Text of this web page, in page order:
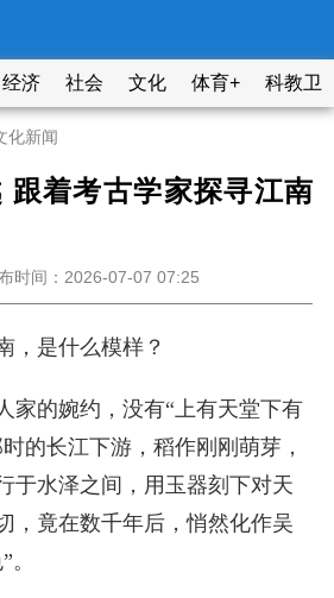
经济 社会 文化 体育+ 科教卫
化新闻
跟着考古学家探寻江南
时间：2026-07-07 07:25
，是什么模样？
家的婉约，没有“上有天堂下有
的长江下游，稻作刚刚萌芽，
于水泽之间，用玉器刻下对天
，竟在数千年后，悄然化作吴